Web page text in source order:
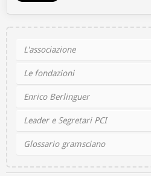
L'associazione
Le fondazioni
Enrico Berlinguer
Leader e Segretari PCI
Glossario gramsciano